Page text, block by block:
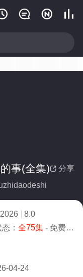
  
 分享
事(全集)
2026
8.0
： 全75集- 免费在线观看
04-24